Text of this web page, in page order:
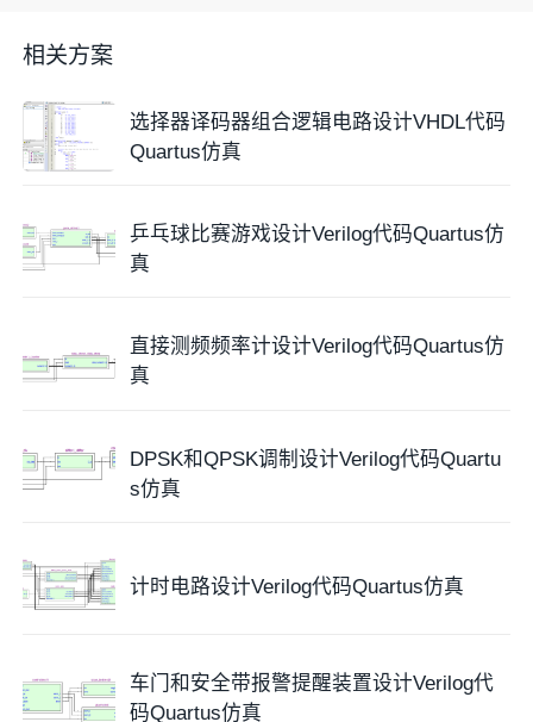
1. 工程文件
相关方案
选择器译码器组合逻辑电路设计VHDL代码
Quartus仿真
乒乓球比赛游戏设计Verilog代码Quartus仿
真
直接测频频率计设计Verilog代码Quartus仿
真
DPSK和QPSK调制设计Verilog代码Quartu
s仿真
计时电路设计Verilog代码Quartus仿真
车门和安全带报警提醒装置设计Verilog代
码Quartus仿真